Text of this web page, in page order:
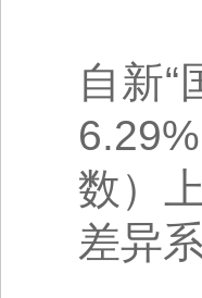
自新
数）
差异